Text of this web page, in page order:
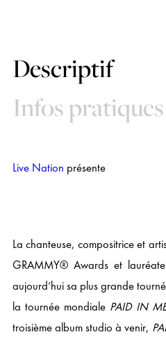
Descriptif
Infos pratiques
Live Nation présente
La chanteuse, compositrice et
GRAMMY® Awards et
aujourd’hui sa plus grande
la tournée mondiale PAID IN
troisième album studio à venir,